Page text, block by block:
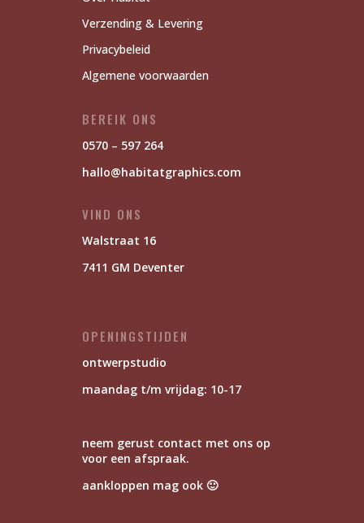
Verzending & Levering
Privacybeleid
Algemene voorwaarden
BEREIK ONS
0570 – 597 264
hallo@habitatgraphics.com
VIND ONS
Walstraat 16
7411 GM Deventer
OPENINGSTIJDEN
ontwerpstudio
maandag t/m vrijdag: 10-17
neem gerust contact met ons op
voor een afspraak.
aankloppen mag ook 🙂